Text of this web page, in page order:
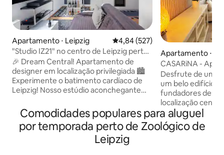
Apartamento ⋅ Leipzig 4,84 de uma avaliação média de
4,84 (527)
"Studio IZ21" no centro de Leipzig perto
da Arena
🎉 Dream Central! Apartamento de
designer em localização privilegiada 🏙️
Experimente o batimento cardíaco de
Leipzig! Nosso estúdio aconchegante
king size de 1,8 m e cozinha totalmente
equipada (lava-louças, micro-ondas,
fogão) Localização ✅ perfeita: a 5
minutos da Igreja de St. Thomas, da Red
Bull Arena e do centro da cidade
Apartamento ⋅
CASARiNA -
lado do zoológico
Desfrute de uma
um belo edifício
fundadores
localização
de uma ótima
4 ou 6 pessoas,
zoológico. Em
Comodidades populares para aluguel
por temporada perto de Zoológico de
Leipzig